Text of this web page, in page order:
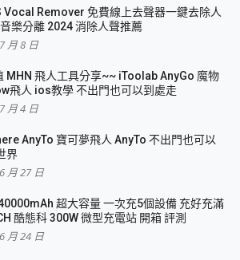
Vocal Remover 免費線上去聲器一鍵去除人
樂分離 2024 消除人聲推薦
月 8 日
MHN 飛人工具分享~~ iToolab AnyGo 魔物
飛人 ios教學 不出門也可以到處走
月 4 日
AnyTo 寶可夢飛人 AnyTo 不出門也可以
界
月 27 日
超大容量 一次充5個設備 充好充滿
酷態科 300W 微型充電站 開箱 評測
月 24 日